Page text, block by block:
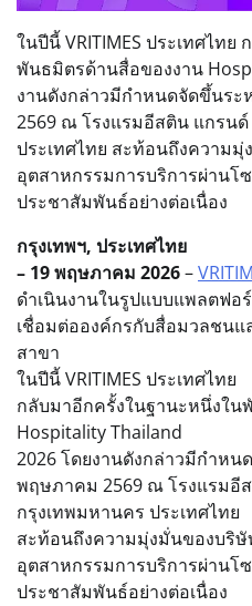
ในปีนี้ VRITIMES ประเทศไท
พันธมิตรด้านสื่อของงาน
งานดังกล่าวมีกำหนดจัดขึ้นระ
2569 ณ โรงแรมอีสติน แกรน
ประเทศไทย สะท้อนถึงความ
อุตสาหกรรมการบริการผ่านโ
ประชาสัมพันธ์อย่างต่อเนื่อง
กรุงเทพฯ, ประเทศไทย
– 19 พฤษภาคม 2026–
ดำเนินงานในรูปแบบแพลตฟอ
เชื่อมต่อองค์กรกับสื่อมวลชน
สาขา
ในปีนี้ VRITIMES ประเทศไทย
กลับมาอีกครั้งในฐานะหนึ่งใ
Hospitality Thailand
2026 โดยงานดังกล่าวมีกำหน
พฤษภาคม 2569 ณ โรงแรมอี
กรุงเทพมหานคร ประเทศไทย
สะท้อนถึงความมุ่งมั่นของบริ
อุตสาหกรรมการบริการผ่านโ
ประชาสัมพันธ์อย่างต่อเนื่อง